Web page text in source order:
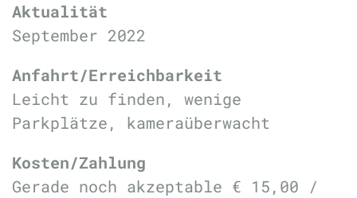
Aktualität
September 2022
Anfahrt/Erreichbarkeit
Leicht zu finden, wenige
Parkplätze, kameraüberwacht
Kosten/Zahlung
Gerade noch akzeptable € 15,00 /